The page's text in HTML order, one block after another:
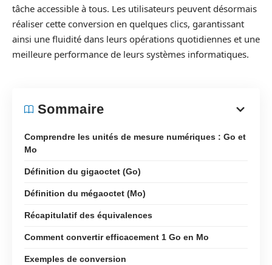
tâche accessible à tous. Les utilisateurs peuvent désormais
réaliser cette conversion en quelques clics, garantissant
ainsi une fluidité dans leurs opérations quotidiennes et une
meilleure performance de leurs systèmes informatiques.
Sommaire
Comprendre les unités de mesure numériques : Go et
Mo
Définition du gigaoctet (Go)
Définition du mégaoctet (Mo)
Récapitulatif des équivalences
Comment convertir efficacement 1 Go en Mo
Exemples de conversion